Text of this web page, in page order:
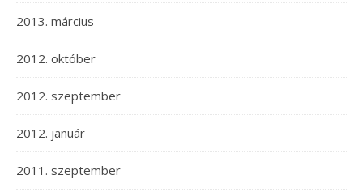
2013. március
2012. október
2012. szeptember
2012. január
2011. szeptember